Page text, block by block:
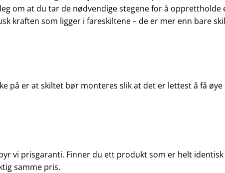
om at du tar de nødvendige stegene for å opprettholde
kraften som ligger i fareskiltene – de er mer enn bare
på er at skiltet bør monteres slik at det er lettest å få øye
vi prisgaranti. Finner du ett produkt som er helt
samme pris.